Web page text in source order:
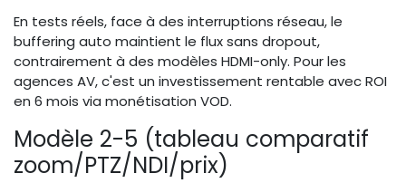
En tests réels, face à des interruptions réseau, le
buffering auto maintient le flux sans dropout,
contrairement à des modèles HDMI-only. Pour les
agences AV, c'est un investissement rentable avec ROI
en 6 mois via monétisation VOD.
Modèle 2-5 (tableau comparatif
zoom/PTZ/NDI/prix)